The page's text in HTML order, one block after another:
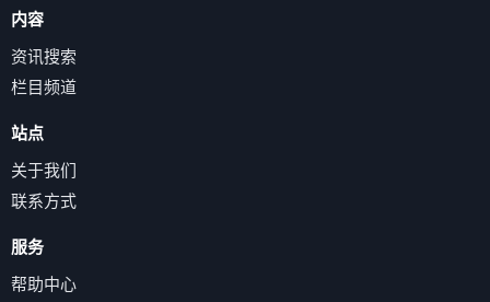
内容
资讯搜索
栏目频道
站点
关于我们
联系方式
服务
帮助中心